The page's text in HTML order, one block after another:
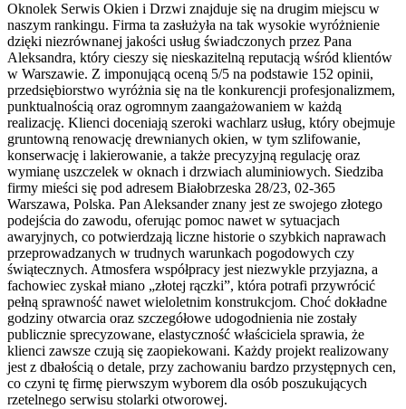
Oknolek Serwis Okien i Drzwi znajduje się na drugim miejscu w
naszym rankingu. Firma ta zasłużyła na tak wysokie wyróżnienie
dzięki niezrównanej jakości usług świadczonych przez Pana
Aleksandra, który cieszy się nieskazitelną reputacją wśród klientów
w Warszawie. Z imponującą oceną 5/5 na podstawie 152 opinii,
przedsiębiorstwo wyróżnia się na tle konkurencji profesjonalizmem,
punktualnością oraz ogromnym zaangażowaniem w każdą
realizację. Klienci doceniają szeroki wachlarz usług, który obejmuje
gruntowną renowację drewnianych okien, w tym szlifowanie,
konserwację i lakierowanie, a także precyzyjną regulację oraz
wymianę uszczelek w oknach i drzwiach aluminiowych. Siedziba
firmy mieści się pod adresem Białobrzeska 28/23, 02-365
Warszawa, Polska. Pan Aleksander znany jest ze swojego złotego
podejścia do zawodu, oferując pomoc nawet w sytuacjach
awaryjnych, co potwierdzają liczne historie o szybkich naprawach
przeprowadzanych w trudnych warunkach pogodowych czy
świątecznych. Atmosfera współpracy jest niezwykle przyjazna, a
fachowiec zyskał miano „złotej rączki”, która potrafi przywrócić
pełną sprawność nawet wieloletnim konstrukcjom. Choć dokładne
godziny otwarcia oraz szczegółowe udogodnienia nie zostały
publicznie sprecyzowane, elastyczność właściciela sprawia, że
klienci zawsze czują się zaopiekowani. Każdy projekt realizowany
jest z dbałością o detale, przy zachowaniu bardzo przystępnych cen,
co czyni tę firmę pierwszym wyborem dla osób poszukujących
rzetelnego serwisu stolarki otworowej.